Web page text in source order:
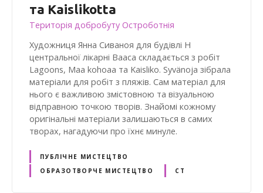
та Kaislikotta
Територія добробуту Остроботнія
Художниця Янна Сиваноя для будівлі H
центральної лікарні Вааса складається з робіт
Lagoons, Maa kohoaa та Kaisliko. Syvänoja зібрала
матеріали для робіт з пляжів. Сам матеріал для
нього є важливою змістовною та візуальною
відправною точкою творів. Знайомі кожному
оригінальні матеріали залишаються в самих
творах, нагадуючи про їхнє минуле.
ПУБЛІЧНЕ МИСТЕЦТВО
ОБРАЗОТВОРЧЕ МИСТЕЦТВО
СТ